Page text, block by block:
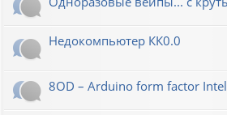
Недокомпьютер КК0.0
8OD – Arduino form factor